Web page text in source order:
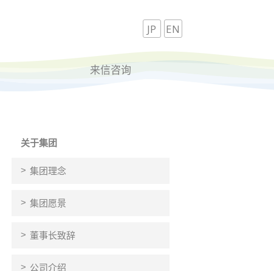
JP EN
来信咨询
关于集团
集团理念
集团愿景
董事长致辞
公司介绍